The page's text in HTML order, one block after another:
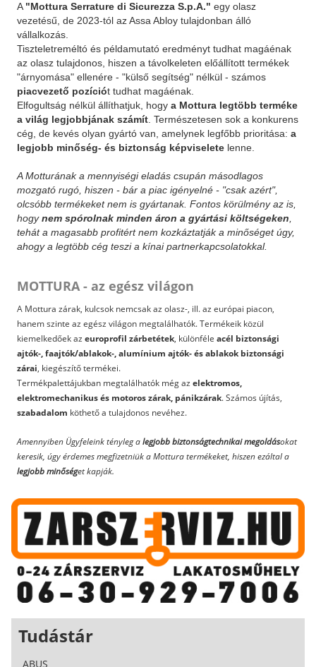
A"Mottura Serrature di Sicurezza S.p.A." egy olasz
vezetésű, de 2023-tól az Assa Abloy tulajdonban álló
vállalkozás.
Tiszteletreméltó és példamutató eredményt tudhat magáénak
az olasz tulajdonos, hiszen a távolkeleten előállított termékek
"árnyomása" ellenére - "külső segítség" nélkül - számos
piacvezető pozíciót tudhat magáénak.
Elfogultság nélkül állíthatjuk, hogy a Mottura legtöbb terméke
a világ legjobbjának számít. Természetesen sok a konkurens
cég, de kevés olyan gyártó van, amelynek legfőbb prioritása: a
legjobb minőség- és biztonság képviselete lenne.
A Motturának a mennyiségi eladás csupán másodlagos
mozgató rugó, hiszen - bár a piac igényelné - "csak azért",
olcsóbb termékeket nem is gyártanak. Fontos körülmény az is,
hogynem spórolnak minden áron a gyártási költségeken,
tehát a magasabb profitért nem kozkáztatják a minőséget úgy,
ahogy a legtöbb cég teszi a kínai partnerkapcsolatokkal.
MOTTURA - az egész világon
A Mottura zárak, kulcsok nemcsak az olasz-, ill. az európai piacon,
hanem szinte az egész világon megtalálhatók. Termékeik közül
kiemelkedőek az europrofil zárbetétek, különféle acél biztonsági
ajtók-, faajtók/ablakok-, alumínium ajtók- és ablakok biztonsági
zárai, kiegészítő termékei.
Termékpalettájukban megtalálhatók még az elektromos,
elektromechanikus és motoros zárak, pánikzárak. Számos újítás,
szabadalom köthető a tulajdonos nevéhez.
Amennyiben Ügyfeleink tényleg alegjobb biztonságtechnikai megoldásokat
keresik, úgy érdemes megfizetniük a Mottura termékeket, hiszen ezáltal a
legjobb minőséget kapják.
Tudástár
ABUS